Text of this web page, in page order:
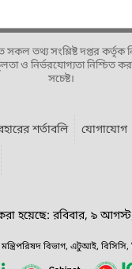
তথ্য সংশ্লিষ্ট দপ্তর কর্তৃক
ও নির্ভরযোগ্যতা নিশ্চিত
সচেষ্ট।
শর্তাবলি যোগাযোগ
করা হয়েছে: রবিবার, ৯
মন্ত্রিপরিষদ বিভাগ, এটুআই,